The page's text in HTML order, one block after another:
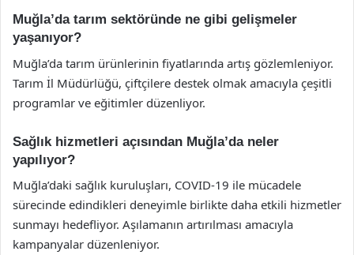
Muğla’da tarım sektöründe ne gibi gelişmeler
yaşanıyor?
Muğla’da tarım ürünlerinin fiyatlarında artış gözlemleniyor.
Tarım İl Müdürlüğü, çiftçilere destek olmak amacıyla çeşitli
programlar ve eğitimler düzenliyor.
Sağlık hizmetleri açısından Muğla’da neler
yapılıyor?
Muğla’daki sağlık kuruluşları, COVID-19 ile mücadele
sürecinde edindikleri deneyimle birlikte daha etkili hizmetler
sunmayı hedefliyor. Aşılamanın artırılması amacıyla
kampanyalar düzenleniyor.